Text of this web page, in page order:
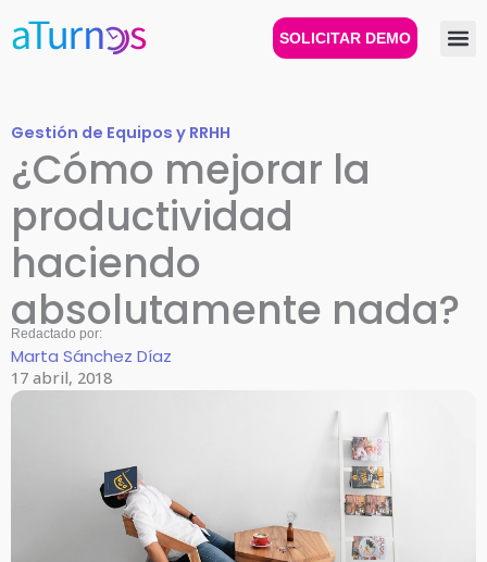
SOLICITAR DEMO
Gestión de Equipos y RRHH
¿Cómo mejorar la
productividad
haciendo
absolutamente nada?
Redactado por:
Marta Sánchez Díaz
17 abril, 2018